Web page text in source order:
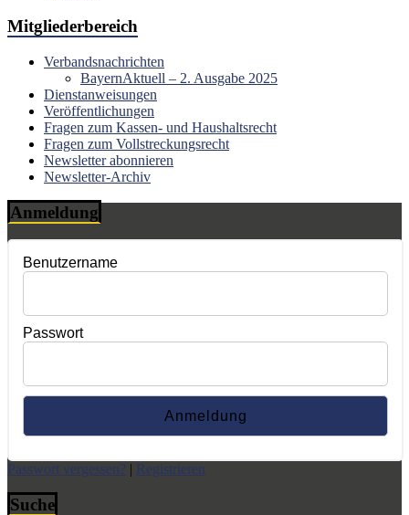
Mitgliederbereich
Verbandsnachrichten
BayernAktuell – 2. Ausgabe 2025
Dienstanweisungen
Veröffentlichungen
Fragen zum Kassen- und Haushaltsrecht
Fragen zum Vollstreckungsrecht
Newsletter abonnieren
Newsletter-Archiv
Anmeldung
Benutzername
Passwort
Passwort vergessen? | Registrieren
Suche